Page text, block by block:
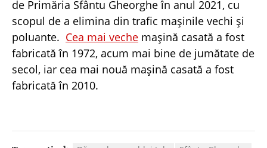
de Primăria Sfântu Gheorghe în anul 2021, cu
scopul de a elimina din trafic maşinile vechi şi
poluante. Cea mai veche maşină casată a fost
fabricată în 1972, acum mai bine de jumătate de
secol, iar cea mai nouă maşină casată a fost
fabricată în 2010.